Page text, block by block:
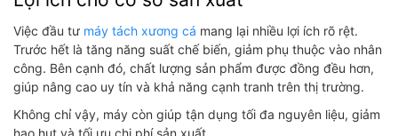
Việc đầu tư máy tách xương cá mang lại nhiều lợi ích rõ rệt.
Trước hết là tăng năng suất chế biến, giảm phụ thuộc vào nhân
công. Bên cạnh đó, chất lượng sản phẩm được đồng đều hơn,
giúp nâng cao uy tín và khả năng cạnh tranh trên thị trường.
Không chỉ vậy, máy còn giúp tận dụng tối đa nguyên liệu, giảm
hao hụt và tối ưu chi phí sản xuất.